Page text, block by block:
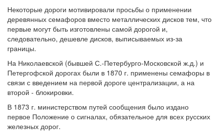
Некоторые дороги мотивировали просьбы о применении
деревянных семафоров вместо металлических дисков тем, что
первые могут быть изготовлены самой дорогой и,
следовательно, дешевле дисков, выписываемых из-за
границы.
На Николаевской (бывшей С.-Петербурго-Московской ж.д.) и
Петергофской дорогах были в 1870 г. применены семафоры в
связи с введением на первой дороге централизации, а на
второй - блокировки.
В 1873 г. министерством путей сообщения было издано
первое Положение о сигналах, обязательное для всех русских
железных дорог.